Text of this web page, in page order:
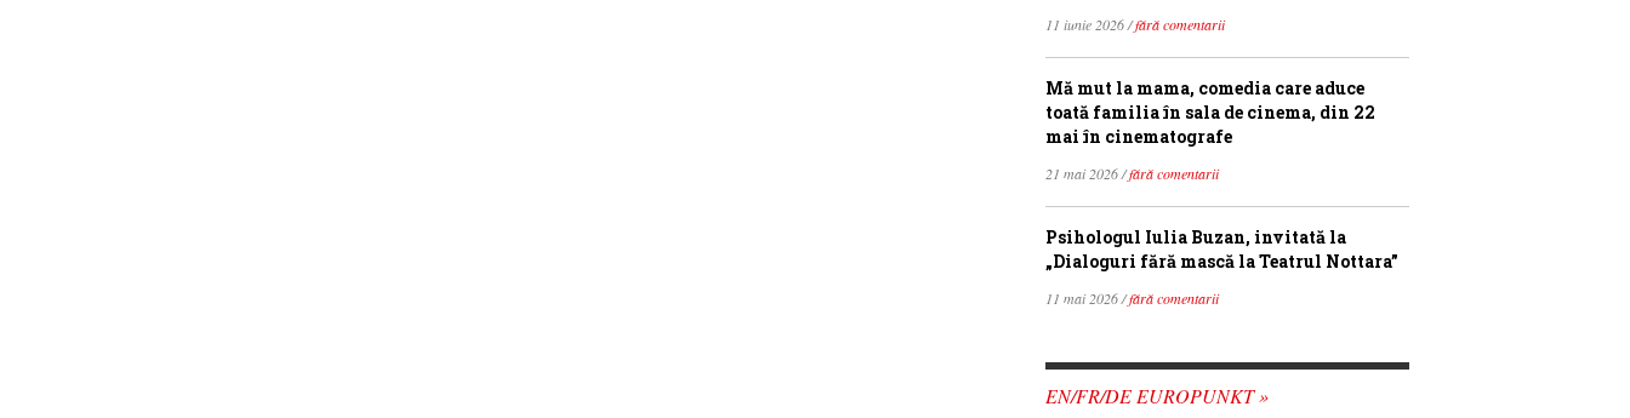
11 iunie 2026 /fără comentarii
Mă mut la mama, comedia care aduce
toată familia în sala de cinema, din 22
mai în cinematografe
21 mai 2026 /fără comentarii
Psihologul Iulia Buzan, invitată la
„Dialoguri fără mască la Teatrul Nottara”
11 mai 2026 /fără comentarii
EN/FR/DE EUROPUNKT »